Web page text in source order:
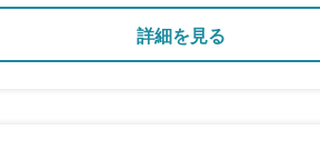
詳細を見る